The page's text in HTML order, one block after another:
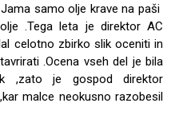
samo olje krave na paši
.Tega leta je direktor AC
celotno zbirko slik oceniti in
.Ocena vseh del je bila
,zato je gospod direktor
malce neokusno razobesil